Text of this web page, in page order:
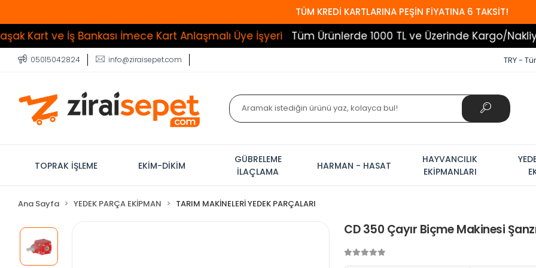
TÜM KREDİ KARTLARINA PEŞİN FİYATINA 6 TAKSİT!
Bankası İmece Kart Anlaşmalı Üye İşyeri Tüm Ürünlerde 1000 TL ve Üzerinde Kargo/Nakliye Bedava!
05015042824 info@ziraisepet.com TRY -
TOPRAK İŞLEME EKİM-DİKİM
GÜBRELEME
İLAÇLAMA
HARMAN - HASAT
HAYVANCILIK
EKİPMANLARI
Ana Sayfa YEDEK PARÇA EKİPMAN TARIM MAKİNELERİ YEDEK PARÇALARI
CD 350 Çayır Biçme Makinesi